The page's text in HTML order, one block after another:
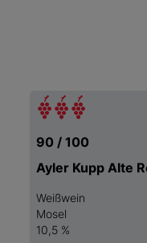
90 / 100
Ayler Kupp Alte
Weißwein
Mosel
10,5 %